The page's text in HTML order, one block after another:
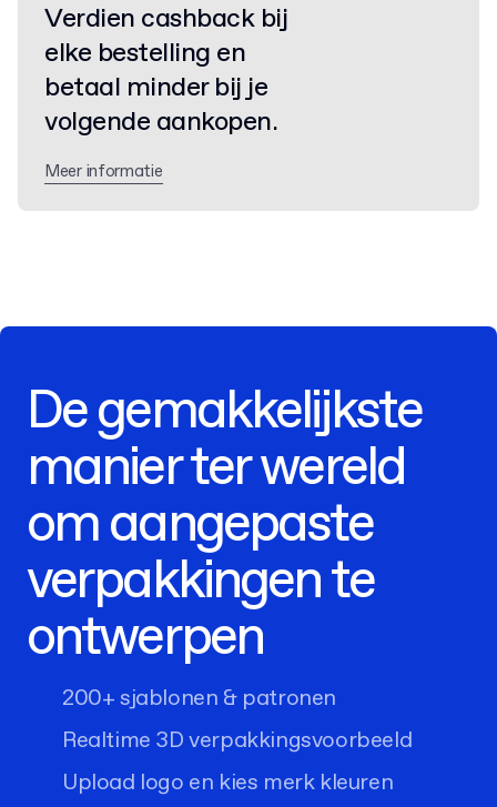
Verdien cashback bij
elke bestelling en
betaal minder bij je
volgende aankopen.
Meer informatie
De gemakkelijkste
manier ter wereld
om aangepaste
verpakkingen te
ontwerpen
200+ sjablonen & patronen
Realtime 3D verpakkingsvoorbeeld
Upload logo en kies merk kleuren